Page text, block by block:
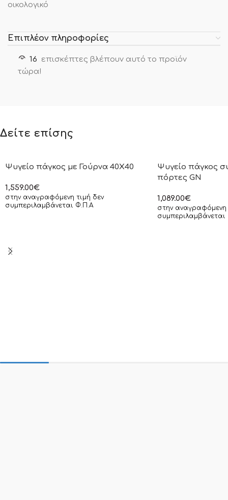
οικολογικό
Επιπλέον πληροφορίες
16 επισκέπτες βλέπουν αυτό το προϊόν
τώρα!
Δείτε επίσης
Ψυγείο πάγκος με Γούρνα 40Χ40
1,559.00€
στην αναγραφόμενη τιμή δεν
συμπεριλαμβάνεται Φ.Π.Α
Ψυγείο πάγκος
πόρτες GN
1,089.00€
στην αναγραφόμενη